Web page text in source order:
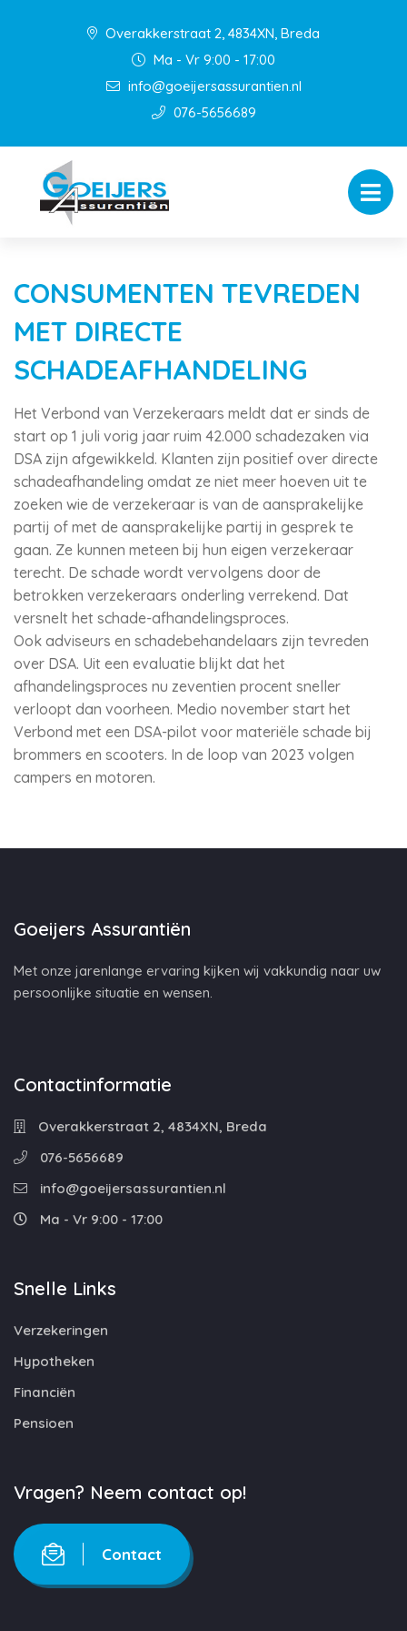
Overakkerstraat 2, 4834XN, Breda
Ma - Vr 9:00 - 17:00
info@goeijersassurantien.nl
076-5656689
CONSUMENTEN TEVREDEN
MET DIRECTE
SCHADEAFHANDELING
Het Verbond van Verzekeraars meldt dat er sinds de
start op 1 juli vorig jaar ruim 42.000 schadezaken via
DSA zijn afgewikkeld. Klanten zijn positief over directe
schadeafhandeling omdat ze niet meer hoeven uit te
zoeken wie de verzekeraar is van de aansprakelijke
partij of met de aansprakelijke partij in gesprek te
gaan. Ze kunnen meteen bij hun eigen verzekeraar
terecht. De schade wordt vervolgens door de
betrokken verzekeraars onderling verrekend. Dat
versnelt het schade-afhandelingsproces.
Ook adviseurs en schadebehandelaars zijn tevreden
over DSA. Uit een evaluatie blijkt dat het
afhandelingsproces nu zeventien procent sneller
verloopt dan voorheen. Medio november start het
Verbond met een DSA-pilot voor materiële schade bij
brommers en scooters. In de loop van 2023 volgen
campers en motoren.
Goeijers Assurantiën
Met onze jarenlange ervaring kijken wij vakkundig naar uw
persoonlijke situatie en wensen.
Contactinformatie
Overakkerstraat 2, 4834XN, Breda
076-5656689
info@goeijersassurantien.nl
Ma - Vr 9:00 - 17:00
Snelle Links
Verzekeringen
Hypotheken
Financiën
Pensioen
Vragen? Neem contact op!
Contact